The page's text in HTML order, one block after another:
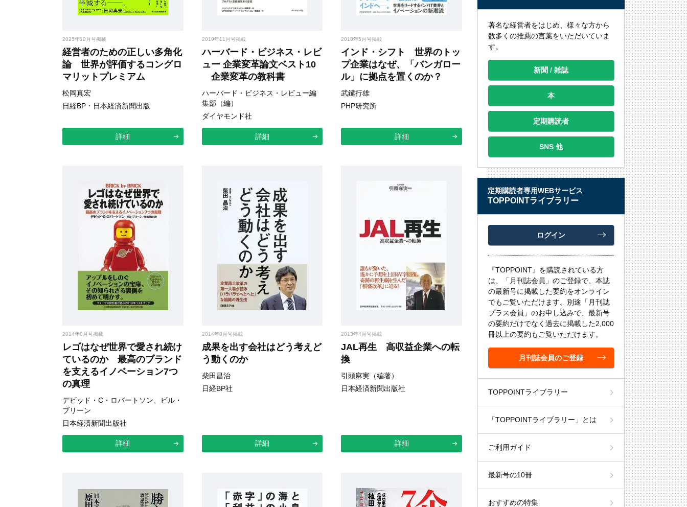
2025年10月号掲載
経営者のための正しい多角化
論 世界が評価するコングロ
マリットプレミアム
松岡真宏
日経BP・日本経済新聞出版
詳細
2019年11月号掲載
ハーバード・ビジネス・レビ
ュー 企業変革論文ベスト10
企業変革の教科書
ハーバード・ビジネス・レビュー編
集部（編）
ダイヤモンド社
詳細
2018年5月号掲載
インド・シフト 世界のトッ
プ企業はなぜ、「バンガロー
ル」に拠点を置くのか？
武鑓行雄
PHP研究所
詳細
2014年8月号掲載
レゴはなぜ世界で愛され続け
ているのか 最高のブランド
を支えるイノベーション7つ
の真理
デビッド・C・ロバートソン、ビル・
ブリーン
日本経済新聞出版社
詳細
2014年8月号掲載
成果を出す会社はどう考えど
う動くのか
柴田昌治
日経BP社
詳細
2013年4月号掲載
JAL再生 高収益企業への転
換
引頭麻実（編著）
日本経済新聞出版社
詳細
著名な経営者をはじめ、様々な方から
数多くの推薦の言葉をいただいていま
す。
新聞 / 雑誌
本
定期購読者
SNS 他
定期購読者専用WEBサービス
TOPPOINTライブラリー
ログイン
『TOPPOINT』を購読されている方
は、「月刊誌会員」のご登録で、本誌
の最新号に掲載した要約をオンライン
でもご覧いただけます。別途「月刊誌
プラス会員」のお申し込みで、最新号
の要約だけでなく過去に掲載した2,000
冊以上の要約もご覧いただけます。
月刊誌会員のご登録
TOPPOINTライブラリー
「TOPPOINTライブラリー」とは
ご利用ガイド
最新号の10冊
おすすめの特集